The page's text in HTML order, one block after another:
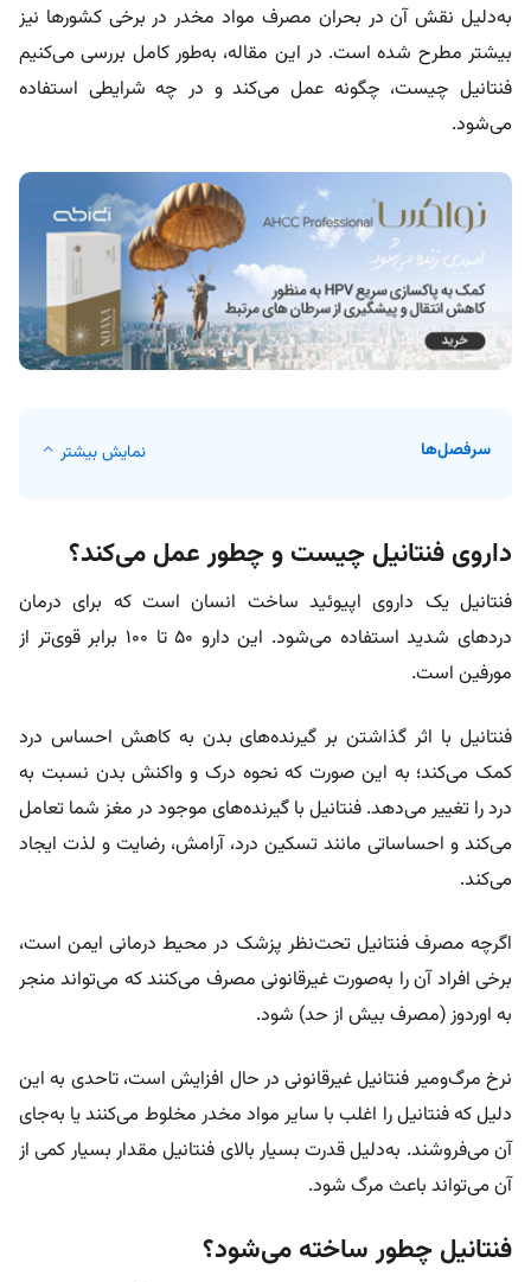
به‌دلیل نقش آن در بحران مصرف مواد مخدر در برخی کشورها نیز
بیشتر مطرح شده است. در این مقاله، به‌طور کامل بررسی می‌کنیم
فنتانیل چیست، چگونه عمل می‌کند و در چه شرایطی استفاده
می‌شود.
سرفصل‌ها نمایش بیشتر
داروی فنتانیل چیست و چطور عمل می‌کند؟
فنتانیل یک داروی اپیوئید ساخت انسان است که برای درمان
دردهای شدید استفاده می‌شود. این دارو ۵۰ تا ۱۰۰ برابر قوی‌تر از
مورفین است.
فنتانیل با اثر گذاشتن بر گیرنده‌های بدن به کاهش احساس درد
کمک می‌کند؛ به این صورت که نحوه درک و واکنش بدن نسبت به
درد را تغییر می‌دهد. فنتانیل با گیرنده‌های موجود در مغز شما تعامل
می‌کند و احساساتی مانند تسکین درد، آرامش، رضایت و لذت ایجاد
می‌کند.
اگرچه مصرف فنتانیل تحت‌نظر پزشک در محیط درمانی ایمن است،
برخی افراد آن را به‌صورت غیرقانونی مصرف می‌کنند که می‌تواند منجر
به اوردوز (مصرف بیش از حد) شود.
نرخ مرگ‌ومیر فنتانیل غیرقانونی در حال افزایش است، تاحدی به این
دلیل که فنتانیل را اغلب با سایر مواد مخدر مخلوط می‌کنند یا به‌جای
آن‌ می‌فروشند. به‌دلیل قدرت بسیار بالای فنتانیل مقدار بسیار کمی از
آن می‌تواند باعث مرگ شود.
فنتانیل چطور ساخته می‌شود؟